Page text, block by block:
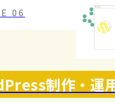
06
制作・運